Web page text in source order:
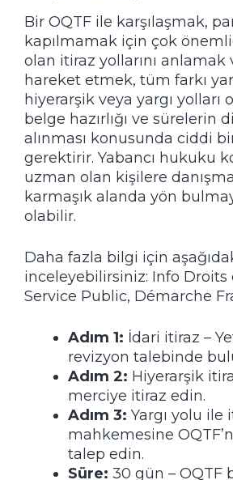
Bir OQTF ile karşılaşmak,
kapılmamak için çok
olan itiraz yollarını anlamak
hareket etmek, tüm farkı
hiyerarşik veya yargı yolları
belge hazırlığı ve sürelerin
alınması konusunda ciddi
gerektirir. Yabancı hukuku
uzman olan kişilere
karmaşık alanda yön
olabilir.
Daha fazla bilgi için
inceleyebilirsiniz: Info Droits
Service Public, Démarche
Adım 1: İdari itiraz –
revizyon talebinde
Adım 2: Hiyerarşik
merciye itiraz edin.
Adım 3: Yargı yolu ile
mahkemesine
talep edin.
Süre: 30 gün – OQTF